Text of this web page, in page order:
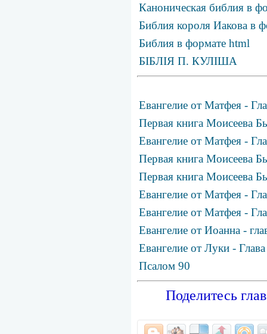
Каноническая библия в
Библия короля Иакова в
Библия в формате html
БІБЛІЯ П. КУЛІША
Евангелие от Матфея -
Первая книга Моисеева
Евангелие от Матфея -
Первая книга Моисеева
Первая книга Моисеева
Евангелие от Матфея -
Евангелие от Матфея -
Евангелие от Иоанна -
Евангелие от Луки -
Псалом 90
Поделитесь